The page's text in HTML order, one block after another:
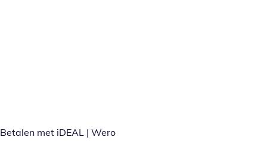
Betalen met iDEAL | Wero